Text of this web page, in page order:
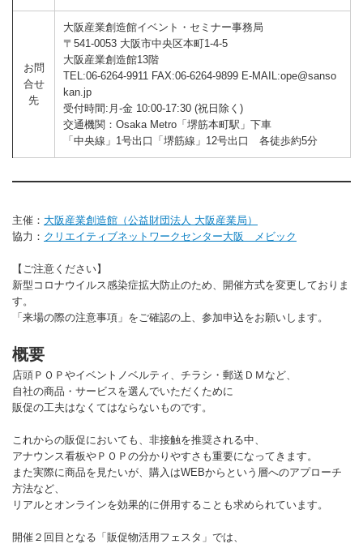
お問
合せ
先
大阪産業創造館イベント・セミナー事務局
〒541-0053 大阪市中央区本町1-4-5
大阪産業創造館13階
TEL:06-6264-9911 FAX:06-6264-9899 E-MAIL:ope@sanso
kan.jp
受付時間:月‐金 10:00‐17:30 (祝日除く)
交通機関：Osaka Metro「堺筋本町駅」下車
「中央線」1号出口「堺筋線」12号出口 各徒歩約5分
主催： 大阪産業創造館（公益財団法人 大阪産業局）
協力： クリエイティブネットワークセンター大阪 メビック
【ご注意ください】
新型コロナウイルス感染症拡大防止のため、開催方式を変更しておりま
す。
「来場の際の注意事項」をご確認の上、参加申込をお願いします。
概要
店頭ＰＯＰやイベントノベルティ、チラシ・郵送ＤＭなど、
自社の商品・サービスを選んでいただくために
販促の工夫はなくてはならないものです。
これからの販促においても、非接触を推奨される中、
アナウンス看板やＰＯＰの分かりやすさも重要になってきます。
また実際に商品を見たいが、購入はWEBからという層へのアプローチ
方法など、
リアルとオンラインを効果的に併用することも求められています。
開催２回目となる「販促物活用フェスタ」では、